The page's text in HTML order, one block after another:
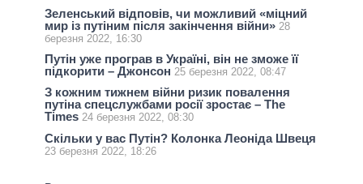
Зеленський відповів, чи можливий «міцний
мир із путіним після закінчення війни» 28
березня 2022, 16:30
Путін уже програв в Україні, він не зможе її
підкорити – Джонсон 25 березня 2022, 08:47
З кожним тижнем війни ризик повалення
путіна спецслужбами росії зростає – The
Times 24 березня 2022, 08:30
Скільки у вас Путін? Колонка Леоніда Швеця
23 березня 2022, 18:26